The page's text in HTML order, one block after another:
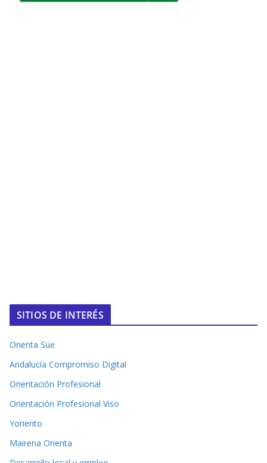
SITIOS DE INTERÉS
Orienta Sue
Andalucía Compromiso Digital
Orientación Profesional
Orientación Profesional Viso
Yoriento
Mairena Orienta